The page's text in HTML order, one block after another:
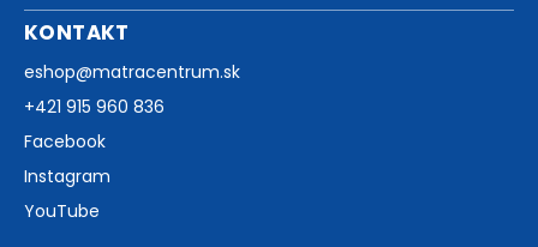
KONTAKT
eshop@matracentrum.sk
+421 915 960 836
Facebook
Instagram
YouTube